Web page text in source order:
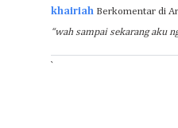
khairiah Berkomentar di
“wah sampai sekarang aku
`